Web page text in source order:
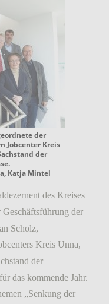
der
Jobcenter Kreis
der
Katja Mintel
des Kreises
der
Scholz,
Kreis Unna,
der
das kommende Jahr.
„Senkung der